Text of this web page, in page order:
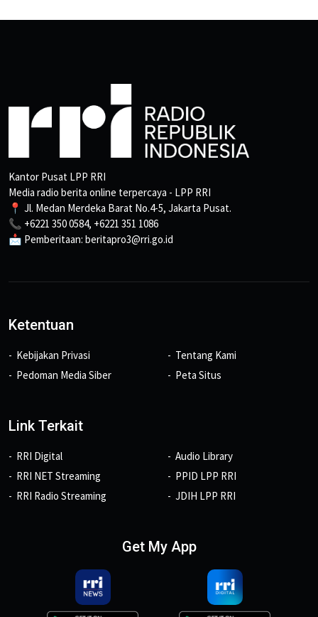
Kantor Pusat LPP RRI
Media radio berita online terpercaya - LPP RRI
📍 Jl. Medan Merdeka Barat No.4-5, Jakarta Pusat.
📞 +6221 350 0584, +6221 351 1086
📩 Pemberitaan: beritapro3@rri.go.id
Ketentuan
Kebijakan Privasi
Pedoman Media Siber
Tentang Kami
Peta Situs
Link Terkait
RRI Digital
RRI NET Streaming
RRI Radio Streaming
Audio Library
PPID LPP RRI
JDIH LPP RRI
Get My App